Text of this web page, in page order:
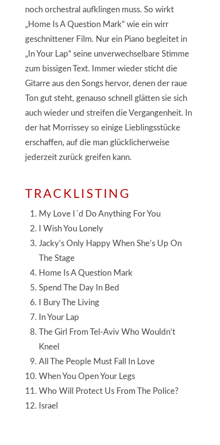
noch orchestral aufklingen muss. So wirkt
„Home Is A Question Mark“ wie ein wirr
geschnittener Film. Nur ein Piano begleitet in
„In Your Lap“ seine unverwechselbare Stimme
zum bissigen Text. Immer wieder sticht die
Gitarre aus den Songs hervor, denen der raue
Ton gut steht, genauso schnell glätten sie sich
auch wieder und streifen die Vergangenheit. In
der hat Morrissey so einige Lieblingsstücke
erschaffen, auf die man glücklicherweise
jederzeit zurück greifen kann.
TRACKLISTING
My Love I´d Do Anything For You
I Wish You Lonely
Jacky’s Only Happy When She’s Up On
The Stage
Home Is A Question Mark
Spend The Day In Bed
I Bury The Living
In Your Lap
The Girl From Tel-Aviv Who Wouldn’t
Kneel
All The People Must Fall In Love
When You Open Your Legs
Who Will Protect Us From The Police?
Israel